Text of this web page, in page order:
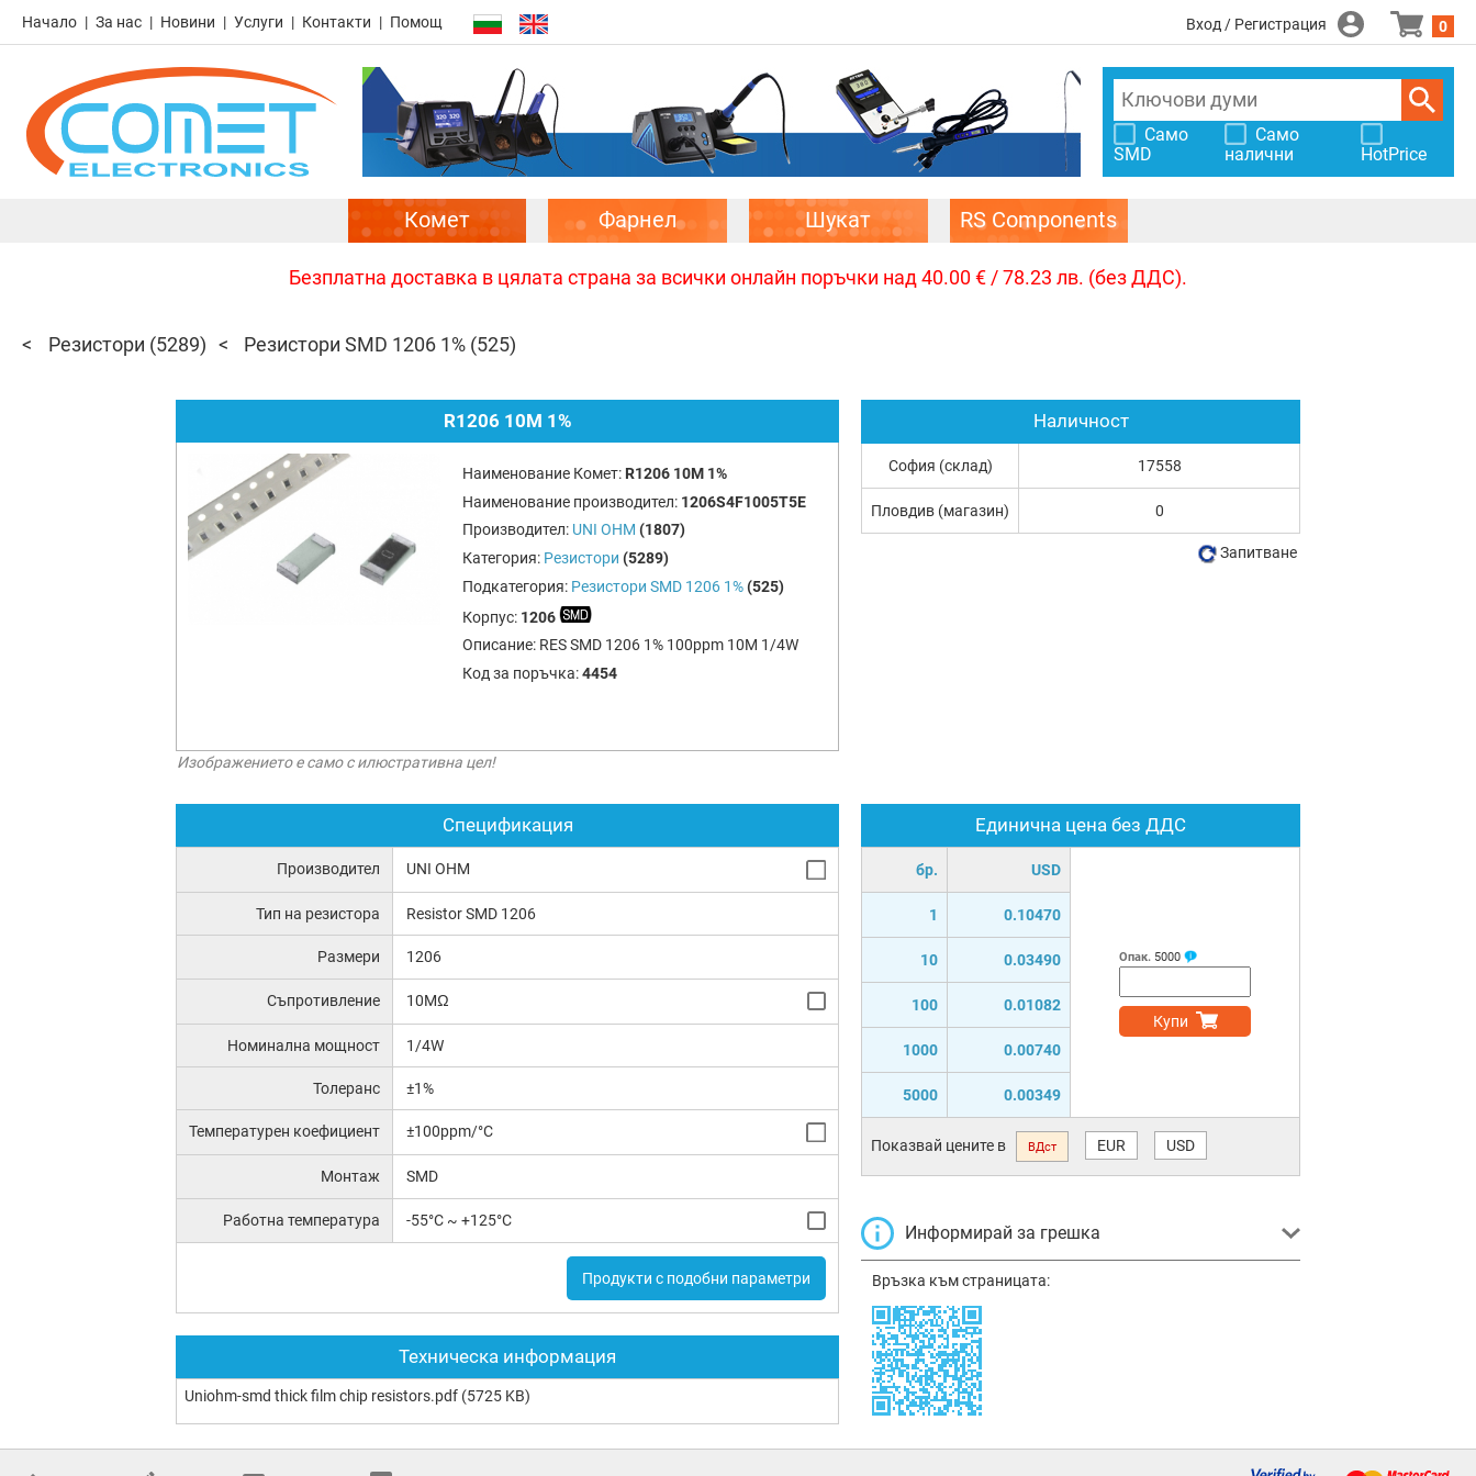
Начало За нас Новини Услуги Контакти Помощ Вход / Регистрация 0
Само
SMD
Само
налични
HotPrice
Комет Фарнел Шукат RS Components
Безплатна доставка в цялата страна за всички онлайн поръчки над 40.00 € / 78.23 лв. (без ДДС).
Резистори (5289) Резистори SMD 1206 1% (525)
R1206 10M 1%
Наименование Комет: R1206 10M 1%
Наименование производител: 1206S4F1005T5E
Производител: UNI OHM (1807)
Категория: Резистори (5289)
Подкатегория: Резистори SMD 1206 1% (525)
Корпус: 1206
Описание: RES SMD 1206 1% 100ppm 10M 1/4W
Код за поръчка:4454
Изображението е само с илюстративна цел!
Спецификация
Производител UNI OHM
Тип на резистора Resistor SMD 1206
Размери 1206
Съпротивление 10MΩ
Номинална мощност 1/4W
Толеранс ±1%
Температурен коефициент ±100ppm/°C
Монтаж SMD
Работна температура -55°C ~ +125°C
Продукти с подобни параметри
Техническа информация
Uniohm-smd thick film chip resistors.pdf (5725 KB)
Единична цена без ДДС
бр. USD
1 0.10470
10 0.03490
100 0.01082
1000 0.00740
5000 0.00349
Опак. 5000
Купи
Показвай цените в ВДст EUR USD
Информирай за грешка
Връзка към страницата:
Наличност
София (склад) 17558
Пловдив (магазин) 0
Запитване